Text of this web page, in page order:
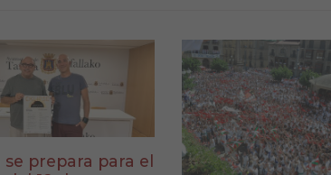
se prepara para el